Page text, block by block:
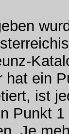
hat ein
ist
Punkt